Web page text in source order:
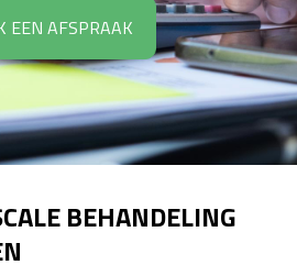
EEN AFSPRAAK
BEHANDELING